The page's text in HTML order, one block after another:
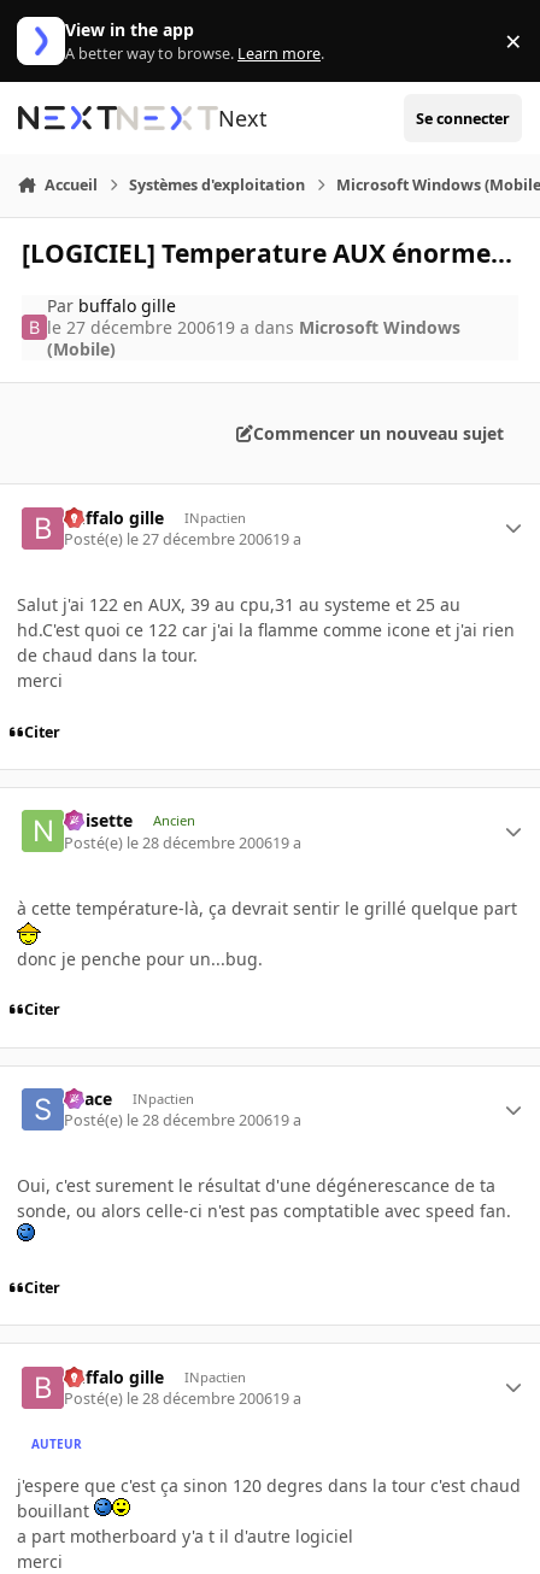
Aller au contenu
View in the app
A better way to browse. Learn more. ×
Next Se connecter
Accueil Systèmes d'exploitation Microsoft Windows
[LOGICIEL] Temperature AUX énorme...
Par buffalo gille
le 27 décembre 200619 a dans Microsoft Windows
(Mobile)
Commencer un nouveau sujet
buffalo gille INpactien
Posté(e) le 27 décembre 200619 a
Salut j'ai 122 en AUX, 39 au cpu,31 au systeme et 25 au
hd.C'est quoi ce 122 car j'ai la flamme comme icone et j'ai rien
de chaud dans la tour.
merci
Citer
noisette Ancien
Posté(e) le 28 décembre 200619 a
à cette température-là, ça devrait sentir le grillé quelque part
donc je penche pour un...bug.
Citer
Space INpactien
Posté(e) le 28 décembre 200619 a
Oui, c'est surement le résultat d'une dégénerescance de ta
sonde, ou alors celle-ci n'est pas comptatible avec speed fan.
Citer
buffalo gille INpactien
Posté(e) le 28 décembre 200619 a
AUTEUR
j'espere que c'est ça sinon 120 degres dans la tour c'est chaud
bouillant
a part motherboard y'a t il d'autre logiciel
merci